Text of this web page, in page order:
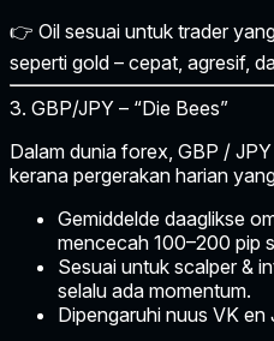
👉 Oil sesuai untuk trader
seperti gold – cepat, agresif,
3. GBP/JPY – “Die Bees”
Dalam dunia forex, GBP / JPY
kerana pergerakan harian
Gemiddelde daaglikse
mencecah 100–200 pip
Sesuai untuk scalper &
selalu ada momentum.
Dipengaruhi nuus VK en